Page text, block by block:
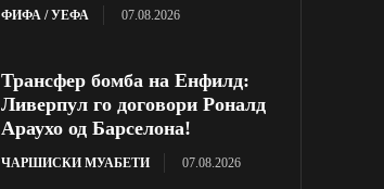
ФИФА / УЕФА 07.08.2026
Трансфер бомба на Енфилд:
Ливерпул го договори Роналд
Араухо од Барселона!
ЧАРШИСКИ МУАБЕТИ 07.08.2026